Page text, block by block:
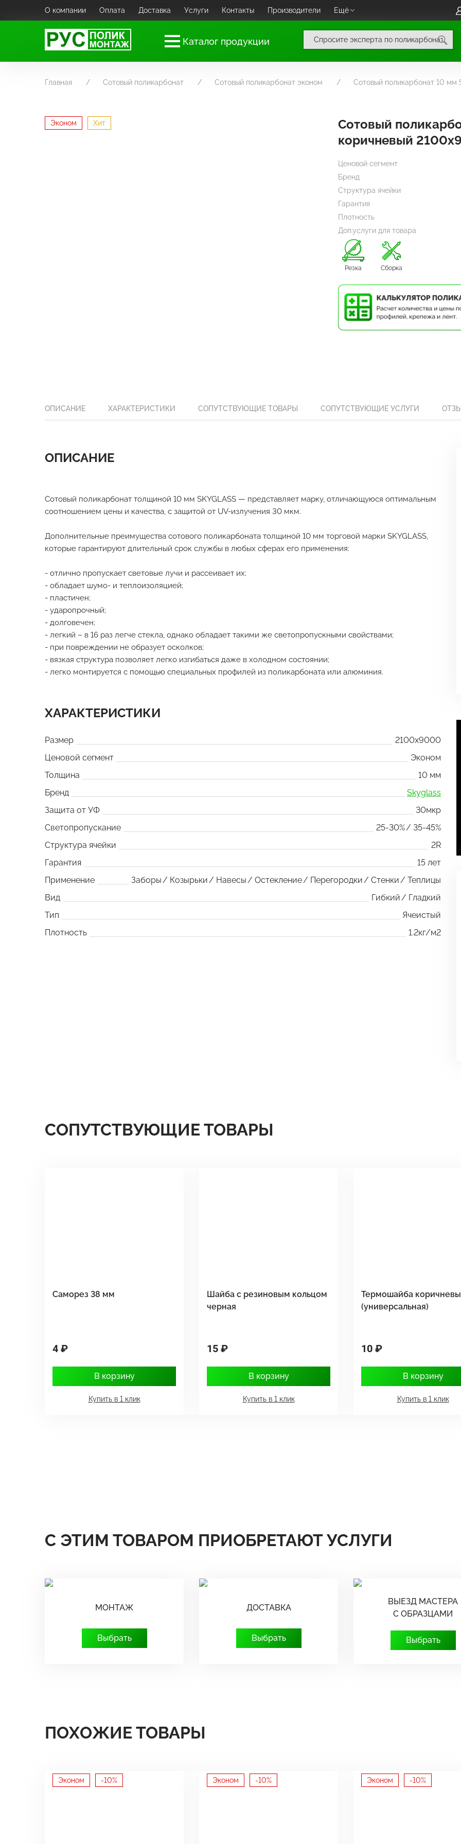
О компании Оплата Доставка Услуги Контакты Производители Ещё
Каталог продукции
Главная Сотовый поликарбонат Сотовый поликарбонат эконом Сотовый поликарбонат 10 мм
Эконом Хит
Сотовый
коричневый
Ценовой сегмент
Бренд
Структура ячейки
Гарантия
Плотность
Доп.услуги для товара
Резка Сборка
ОПИСАНИЕ ХАРАКТЕРИСТИКИ СОПУТСТВУЮЩИЕ ТОВАРЫ СОПУТСТВУЮЩИЕ УСЛУГИ
ОПИСАНИЕ
Сотовый поликарбонат толщиной 10 мм SKYGLASS — представляет марку, отличающуюся оптимальным
соотношением цены и качества, с защитой от UV-излучения 30 мкм.
Дополнительные преимущества сотового поликарбоната толщиной 10 мм торговой марки SKYGLASS,
которые гарантируют длительный срок службы в любых сферах его применения:
- отлично пропускает световые лучи и рассеивает их;
- обладает шумо- и теплоизоляцией;
- пластичен;
- ударопрочный;
- долговечен;
- легкий – в 16 раз легче стекла, однако обладает такими же светопропускными свойствами;
- при повреждении не образует осколков;
- вязкая структура позволяет легко изгибаться даже в холодном состоянии;
- легко монтируется с помощью специальных профилей из поликарбоната или алюминия.
ХАРАКТЕРИСТИКИ
Размер
2100x9000
Ценовой сегмент
Эконом
Толщина
10 мм
Бренд
Skyglass
Защита от УФ
30мкр
Светопропускание
25-30%
35-45%
Структура ячейки
2R
Гарантия
15 лет
Применение
Заборы Козырьки Навесы Остекление Перегородки Стенки
Теплицы
Вид
Гибкий
Гладкий
Тип
Ячеистый
Плотность
1.2кг/м2
СОПУТСТВУЮЩИЕ ТОВАРЫ
Саморез 38 мм
4 ₽
В корзину
Купить в 1 клик
Шайба с резиновым кольцом
черная
15 ₽
В корзину
Купить в 1 клик
Термошайба
(универсальная)
10 ₽
В корзину
Купить в 1 клик
С ЭТИМ ТОВАРОМ ПРИОБРЕТАЮТ УСЛУГИ
МОНТАЖ
Выбрать
ДОСТАВКА
Выбрать
ВЫЕЗД МАСТЕРА
С ОБРАЗЦАМИ
Выбрать
ПОХОЖИЕ ТОВАРЫ
Эконом -10% Эконом -10% Эконом -10%